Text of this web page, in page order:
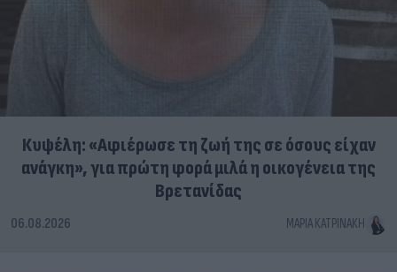
Κυψέλη: «Αφιέρωσε τη ζωή της σε όσους είχαν
ανάγκη», για πρώτη φορά μιλά η οικογένεια της
Βρετανίδας
06.08.2026 ΜΑΡΊΑ ΚΑΤΡΙΝΆΚΗ